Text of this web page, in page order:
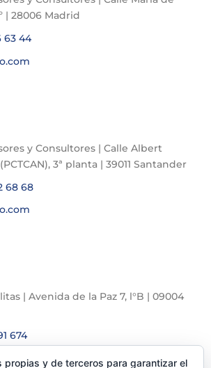
| 28006 Madrid
63 44
y Consultores | Calle Albert
3ª planta | 39011 Santander
68 68
| Avenida de la Paz 7, l°B | 09004
674
propias y de terceros para garantizar el